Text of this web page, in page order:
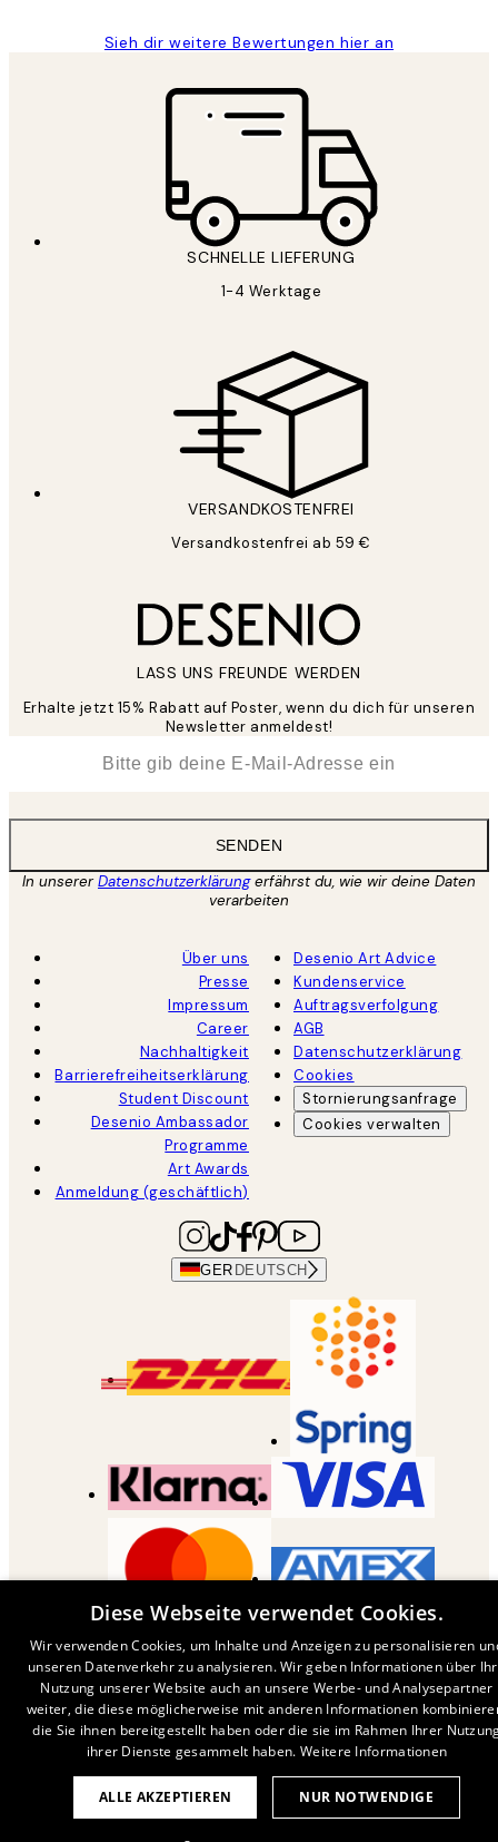
Sieh dir weitere Bewertungen hier an
SCHNELLE LIEFERUNG
1-4 Werktage
VERSANDKOSTENFREI
Versandkostenfrei ab 59 €
LASS UNS FREUNDE WERDEN
Erhalte jetzt 15% Rabatt auf Poster, wenn du dich für unseren
Newsletter anmeldest!
SENDEN
In unsererDatenschutzerklärungerfährst du, wie wir deine Daten
verarbeiten
Über uns
Presse
Impressum
Career
Nachhaltigkeit
Barrierefreiheitserklärung
Student Discount
Desenio Ambassador
Programme
Art Awards
Anmeldung (geschäftlich)
Desenio Art Advice
Kundenservice
Auftragsverfolgung
AGB
Datenschutzerklärung
Cookies
Stornierungsanfrage
Cookies verwalten
GER DEUTSCH
Diese Webseite verwendet Cookies.
Wir verwenden Cookies, um Inhalte und Anzeigen zu personalisieren
unseren Datenverkehr zu analysieren. Wir geben Informationen über
Nutzung unserer Website auch an unsere Werbe- und Analysepartner
weiter, die diese möglicherweise mit anderen Informationen
die Sie ihnen bereitgestellt haben oder die sie im Rahmen Ihrer
ihrer Dienste gesammelt haben. Weitere Informationen
ALLE AKZEPTIEREN NUR NOTWENDIGE